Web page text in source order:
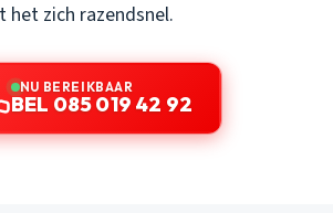
het zich razendsnel.
NU BEREIKBAAR
BEL 085 019 42 92